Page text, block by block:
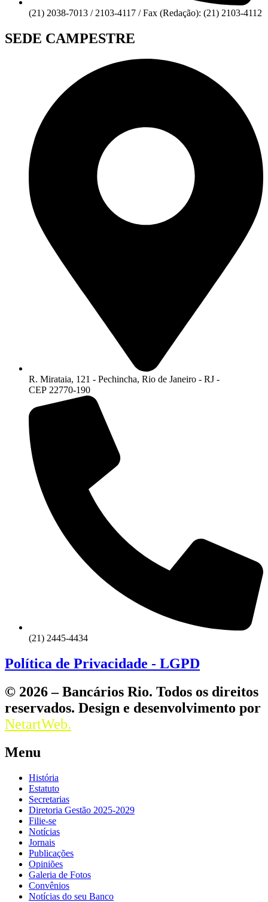
(21) 2038-7013 / 2103-4117 / Fax (Redação): (21) 2103-4112
SEDE CAMPESTRE
R. Mirataia, 121 - Pechincha, Rio de Janeiro - RJ -
CEP 22770-190
(21) 2445-4434
Política de Privacidade - LGPD
© 2026 – Bancários Rio. Todos os direitos
reservados. Design e desenvolvimento por
NetartWeb.
Menu
História
Estatuto
Secretarias
Diretoria Gestão 2025-2029
Filie-se
Notícias
Jornais
Publicações
Opiniões
Galeria de Fotos
Convênios
Notícias do seu Banco